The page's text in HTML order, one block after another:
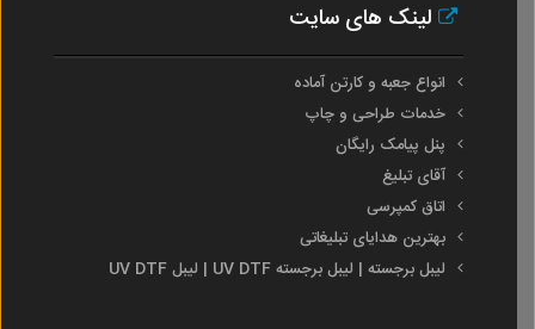
لینک های سایت
انواع جعبه و کارتن آماده
خدمات طراحی و چاپ
پنل پیامک رایگان
آقای تبلیغ
اتاق کمپرسی
بهترین هدایای تبلیغاتی
لیبل برجسته | لیبل برجسته UV DTF | لیبل UV DTF